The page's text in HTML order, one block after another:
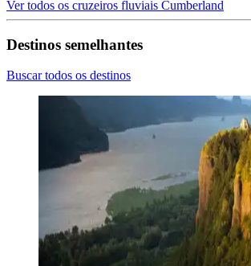
Ver todos os cruzeiros fluviais Cumberland
Destinos semelhantes
Buscar todos os destinos